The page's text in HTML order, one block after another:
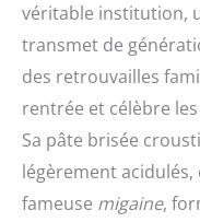
véritable institution,
transmet de
des retrouvailles
rentrée et célèbre
Sa pâte brisée
légèrement
fameuse migaine,